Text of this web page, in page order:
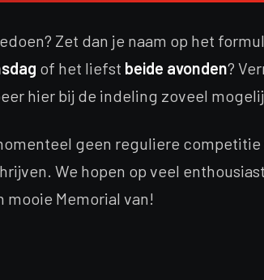
Zet dan je naam op het
of het liefst beide avonden?
hier bij de indeling zoveel
geen reguliere competitie
We hopen op veel
mooie Memorial van!